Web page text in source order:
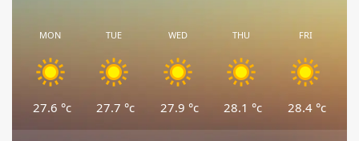
MON
27.6 °c
TUE
27.7 °c
WED
27.9 °c
THU
28.1 °c
FRI
28.4 °c